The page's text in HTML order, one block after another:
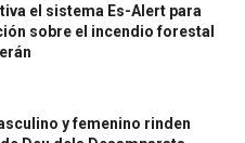
el sistema Es-Alert para
sobre el incendio forestal
y femenino rinden